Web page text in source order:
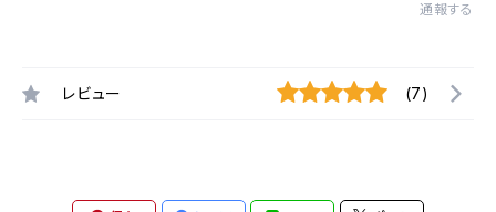
通報する
レビュー (7)